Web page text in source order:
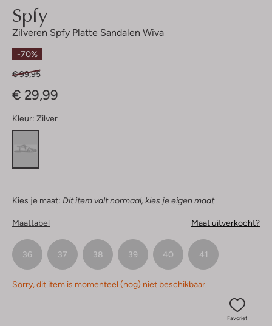
Spfy
Zilveren Spfy Platte Sandalen Wiva
-70%
€ 99,95
€ 29,99
Kleur: Zilver
Kies je maat: Dit item valt normaal, kies je eigen maat
Maattabel Maat uitverkocht?
36 37 38 39 40 41
Sorry, dit item is momenteel (nog) niet beschikbaar.
Favoriet